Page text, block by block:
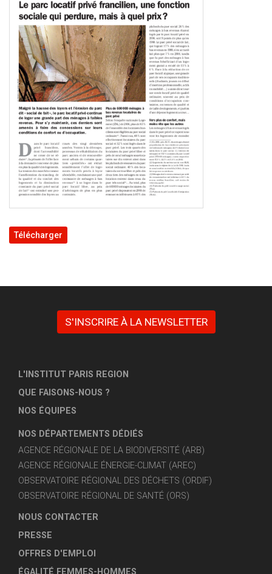
Télécharger
S'INSCRIRE À LA NEWSLETTER
L'INSTITUT PARIS REGION
QUE FAISONS-NOUS ?
NOS ÉQUIPES
NOS DÉPARTEMENTS DÉDIÉS
AGENCE RÉGIONALE DE LA BIODIVERSITÉ (ARB)
AGENCE RÉGIONALE ÉNERGIE-CLIMAT (AREC)
OBSERVATOIRE RÉGIONAL DES DÉCHETS (ORDIF)
OBSERVATOIRE RÉGIONAL DE SANTÉ (ORS)
NOUS CONTACTER
PRESSE
OFFRES D'EMPLOI
ÉGALITÉ FEMMES-HOMMES